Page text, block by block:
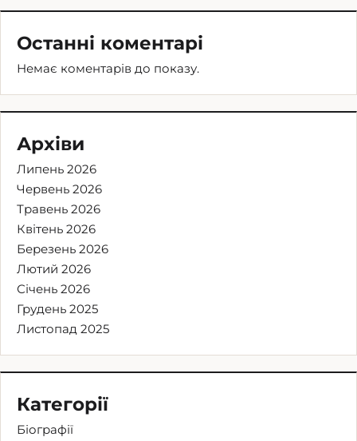
Останні коментарі
Немає коментарів до показу.
Архіви
Липень 2026
Червень 2026
Травень 2026
Квітень 2026
Березень 2026
Лютий 2026
Січень 2026
Грудень 2025
Листопад 2025
Категорії
Біографії